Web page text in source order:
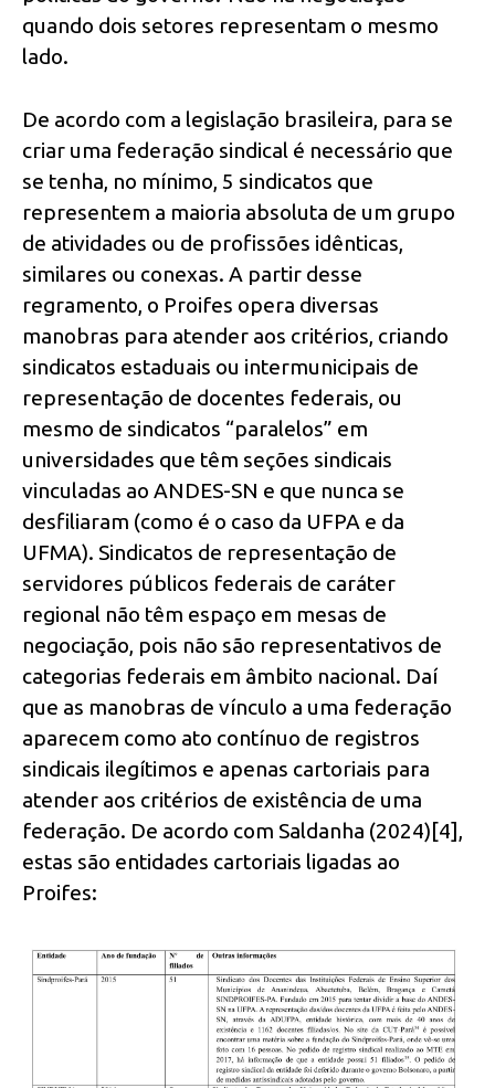
quando dois setores representam o mesmo
lado.
De acordo com a legislação brasileira, para se
criar uma federação sindical é necessário que
se tenha, no mínimo, 5 sindicatos que
representem a maioria absoluta de um grupo
de atividades ou de profissões idênticas,
similares ou conexas. A partir desse
regramento, o Proifes opera diversas
manobras para atender aos critérios, criando
sindicatos estaduais ou intermunicipais de
representação de docentes federais, ou
mesmo de sindicatos “paralelos” em
universidades que têm seções sindicais
vinculadas ao ANDES-SN e que nunca se
desfiliaram (como é o caso da UFPA e da
UFMA). Sindicatos de representação de
servidores públicos federais de caráter
regional não têm espaço em mesas de
negociação, pois não são representativos de
categorias federais em âmbito nacional. Daí
que as manobras de vínculo a uma federação
aparecem como ato contínuo de registros
sindicais ilegítimos e apenas cartoriais para
atender aos critérios de existência de uma
federação. De acordo com Saldanha (2024)[4],
estas são entidades cartoriais ligadas ao
Proifes: